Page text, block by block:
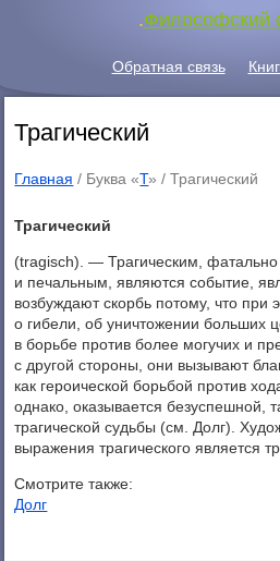
.Философский
Обратная связь
Трагический
Главная / Буква «Т» /Трагический
Трагический
(tragisch). — Трагическим,
и печальным, являются событие,
возбуждают скорбь потому, что при
о гибели, об уничтожении больших
в борьбе против более могучих и
с другой стороны, они вызывают
как героической борьбой против
однако, оказывается безуспешной,
трагической судьбы (см. Долг).
выражения трагического является
Смотрите также:
Долг